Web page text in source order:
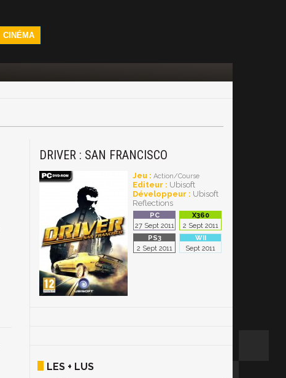
CINÉMA
DRIVER : SAN FRANCISCO
Jeu : Action/Course
Editeur : Ubisoft
Développeur : Ubisoft
Reflections
27 Sept 2011 2 Sept 2011
2 Sept 2011 Sept 2011
LES + LUS